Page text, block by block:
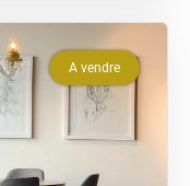
A vendre